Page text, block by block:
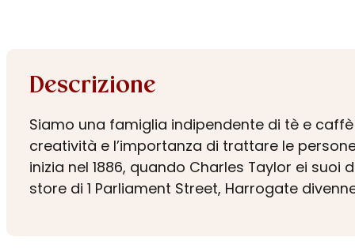
Descrizione
Siamo una famiglia indipendente di tè e
creatività e l’importanza di trattare le
inizia nel 1886, quando Charles Taylor ei
store di 1 Parliament Street, Harrogate